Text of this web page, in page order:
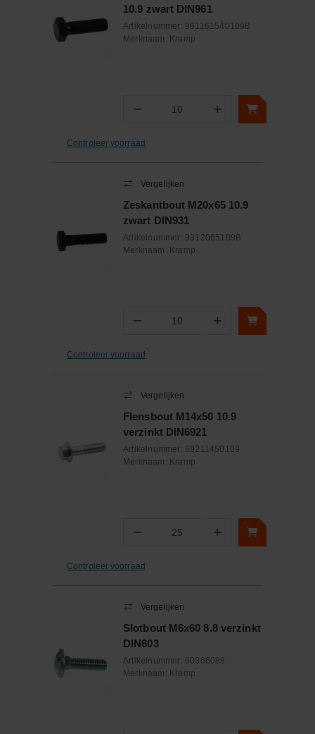
10.9 zwart DIN961
Artikelnummer: 961161540109B
Merknaam: Kramp
− Aantal +
Controleer voorraad
Vergelijken
Zeskantbout M20x65 10.9
zwart DIN931
Artikelnummer: 9312065109B
Merknaam: Kramp
− Aantal +
Controleer voorraad
Vergelijken
Flensbout M14x50 10.9
verzinkt DIN6921
Artikelnummer: 69211450109
Merknaam: Kramp
− Aantal +
Controleer voorraad
Vergelijken
Slotbout M6x60 8.8 verzinkt
DIN603
Artikelnummer: 60366088
Merknaam: Kramp